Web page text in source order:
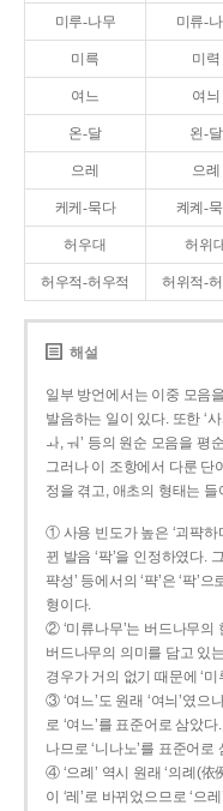
미루-나무 미류-
미륵 미력
여느 여늬
온-달 왼-달
으레 으례
케케-묵다 켸켸-
허우대 허위
허우적-허우적 허위적-
해설
일부 방언에서는 이중 모음
발음하는 일이 있다. 또한 ‘
ㅘ, ㅝ’ 등의 원순 모음을 평
그러나 이 조항에서 다룬 단
정을 겪고, 애초의 형태는
① 사용 빈도가 높은 ‘괴퍅하
뀐 발음 ‘팍’을 인정하였다.
퍅성’ 등에서의 ‘퍅’은 ‘팍’
형이다.
② ‘미류나무’는 버드나무의
버드나무의 의미를 담고 있
경우가 거의 없기 때문에 ‘
③ ‘여느’도 원래 ‘여늬’였으
로 ‘여느’를 표준어로 삼았다
나므로 ‘니나노’를 표준어로
④ ‘으례’ 역시 원래 ‘의례(依
이 ‘레’로 바뀌었으므로 ‘으